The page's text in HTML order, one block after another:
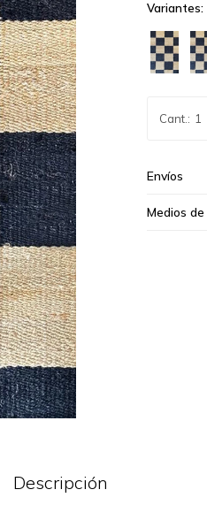
Variantes:
1
Envíos
Medios
Descripción